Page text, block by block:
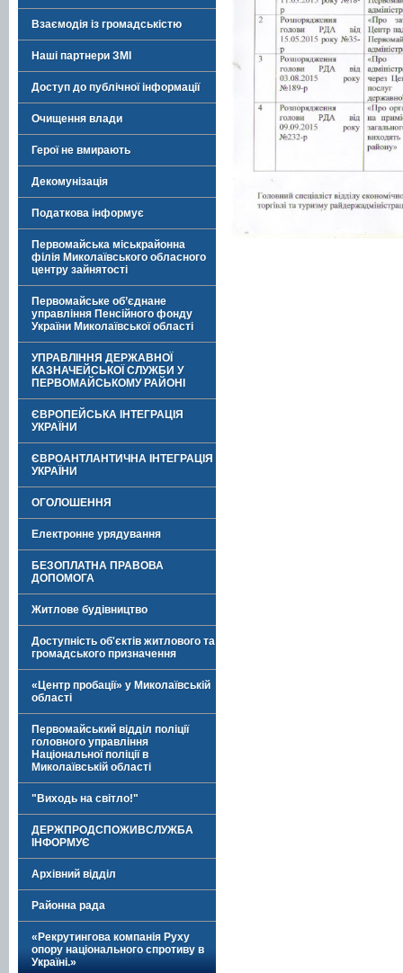
Взаємодія із громадськістю
Наші партнери ЗМІ
Доступ до публічної інформації
Очищення влади
Герої не вмирають
Декомунізація
Податкова інформує
Первомайська міськрайонна
філія Миколаївського обласного
центру зайнятості
Первомайське об’єднане
управління Пенсійного фонду
України Миколаївської області
УПРАВЛІННЯ ДЕРЖАВНОЇ
КАЗНАЧЕЙСЬКОЇ СЛУЖБИ У
ПЕРВОМАЙСЬКОМУ РАЙОНІ
ЄВРОПЕЙСЬКА ІНТЕГРАЦІЯ
УКРАЇНИ
ЄВРОАНТЛАНТИЧНА ІНТЕГРАЦІЯ
УКРАЇНИ
ОГОЛОШЕННЯ
Електронне урядування
БЕЗОПЛАТНА ПРАВОВА
ДОПОМОГА
Житлове будівництво
Доступність об'єктів житлового та
громадського призначення
«Центр пробації» у Миколаївській
області
Первомайський відділ поліції
головного управління
Національної поліції в
Миколаївській області
"Виходь на світло!"
ДЕРЖПРОДСПОЖИВСЛУЖБА
ІНФОРМУЄ
Архівний відділ
Районна рада
«Рекрутингова компанія Руху
опору національного спротиву в
Україні.»